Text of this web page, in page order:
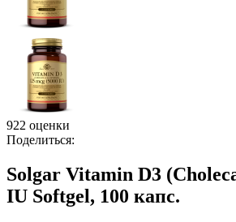
922 оценки
Поделиться:
Solgar Vitamin D3
IU Softgel, 100 капс.